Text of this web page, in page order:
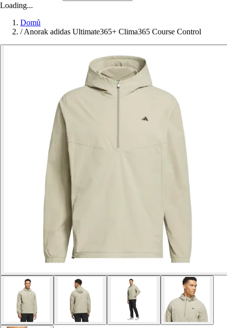
Loading...
Domů
/ Anorak adidas Ultimate365+ Clima365 Course Control